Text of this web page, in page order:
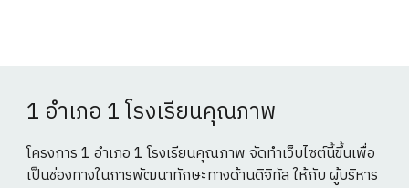
1 อำเภอ 1 โรงเรียนคุณภาพ
โครงการ 1 อำเภอ 1 โรงเรียนคุณภาพ จัดทำเว็บไซต์นี้ขึ้นเพื่อ
เป็นช่องทางในการพัฒนาทักษะทางด้านดิจิทัล ให้กับ ผู้บริหาร